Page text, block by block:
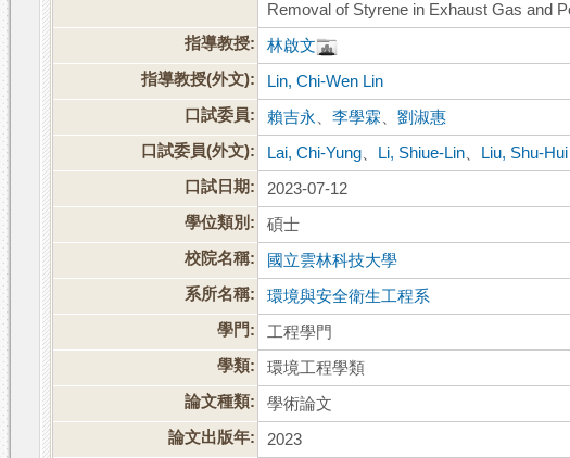
Removal of Styrene in Exhaust Gas and
指導教授:
林啟文
指導教授(外文):
Lin, Chi-Wen Lin
口試委員:
賴吉永 、李學霖 、劉淑惠
口試委員(外文):
Lai, Chi-Yung Li, Shiue-Lin
Liu, Shu-Hui
口試日期:
2023-07-12
學位類別:
碩士
校院名稱:
國立雲林科技大學
系所名稱:
環境與安全衛生工程系
學門:
工程學門
學類:
環境工程學類
論文種類:
學術論文
論文出版年:
2023